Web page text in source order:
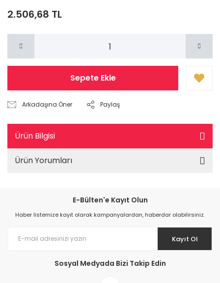
2.506,68 TL
Sepete Ekle
Arkadaşına Öner Paylaş
Ürün Bilgisi
Ürün Yorumları
E-Bülten'e Kayıt Olun
Haber listemize kayıt olarak kampanyalardan, haberdar olabilirsiniz.
Kayıt Ol
Sosyal Medyada Bizi Takip Edin